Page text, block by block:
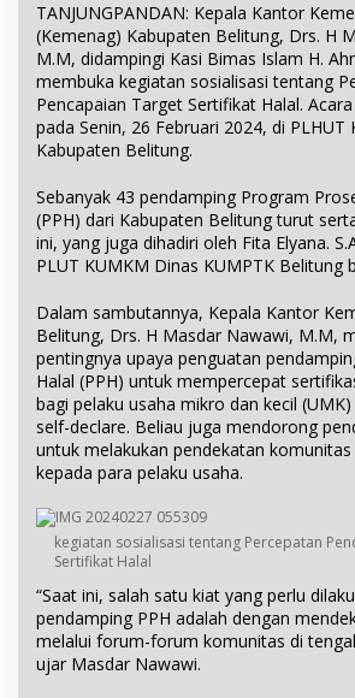
TANJUNGPANDAN: Kepala Kantor
(Kemenag) Kabupaten Belitung, Drs. H
M.M, didampingi Kasi Bimas Islam H.
membuka kegiatan sosialisasi tentang
Pencapaian Target Sertifikat Halal.
pada Senin, 26 Februari 2024, di PLHUT
Kabupaten Belitung.
Sebanyak 43 pendamping Program
(PPH) dari Kabupaten Belitung turut
ini, yang juga dihadiri oleh Fita Elyana.
PLUT KUMKM Dinas KUMPTK Belitung
Dalam sambutannya, Kepala Kantor
Belitung, Drs. H Masdar Nawawi, M.M,
pentingnya upaya penguatan
Halal (PPH) untuk mempercepat
bagi pelaku usaha mikro dan kecil
self-declare. Beliau juga mendorong
untuk melakukan pendekatan
kepada para pelaku usaha.
kegiatan sosialisasi tentang Percepatan
Sertifikat Halal
“Saat ini, salah satu kiat yang perlu
pendamping PPH adalah dengan
melalui forum-forum komunitas di
ujar Masdar Nawawi.